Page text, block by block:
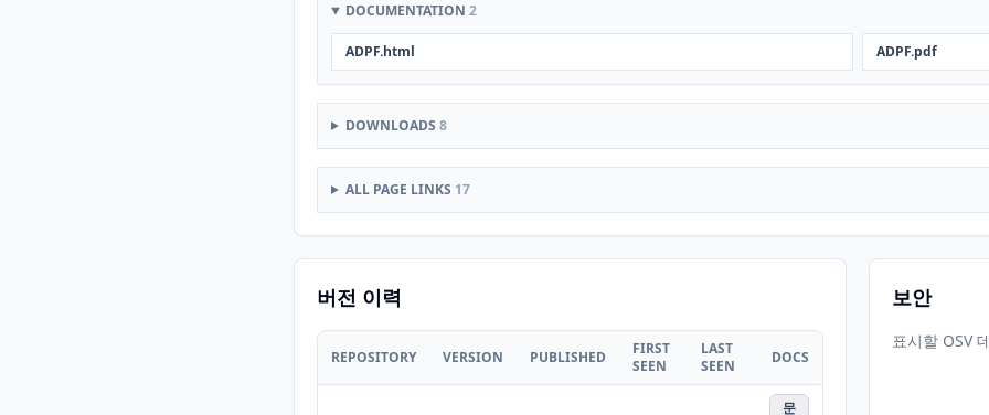
DOCUMENTATION 2
ADPF.html ADPF.pdf
DOWNLOADS 8
ALL PAGE LINKS 17
버전 이력
REPOSITORY VERSION PUBLISHED
FIRST
SEEN
LAST
SEEN
DOCS
문
보안
표시할 OSV